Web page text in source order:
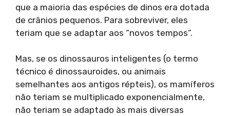
que a maioria das espécies de dinos era dotada
de crânios pequenos. Para sobreviver, eles
teriam que se adaptar aos “novos tempos”.
Mas, se os dinossauros inteligentes (o termo
técnico é dinossauroides, ou animais
semelhantes aos antigos répteis), os mamíferos
não teriam se multiplicado exponencialmente,
não teriam se adaptado às mais diversas